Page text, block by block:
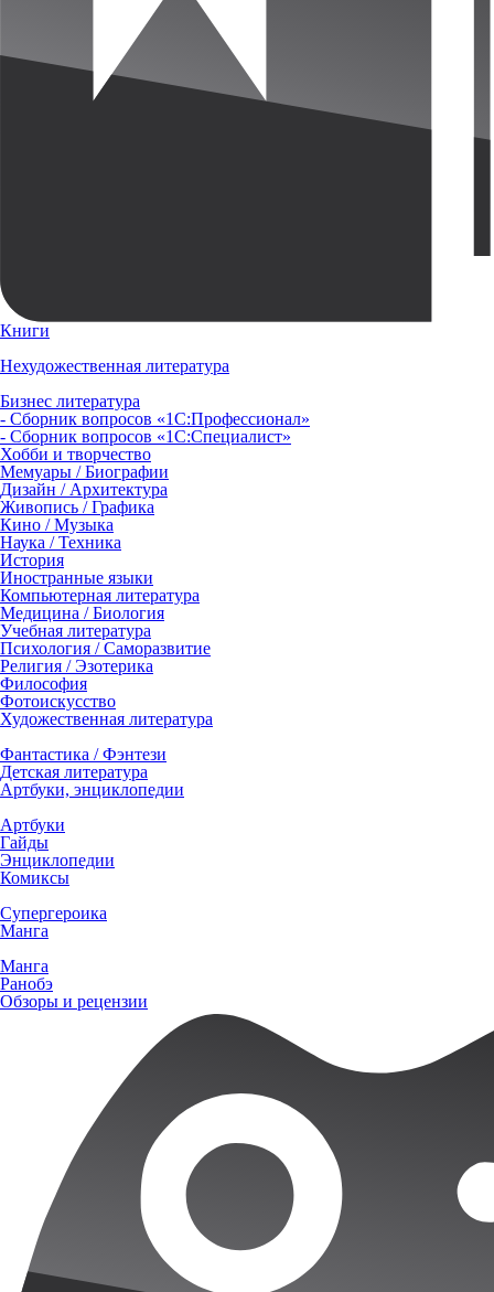
Книги
Нехудожественная литература
Бизнес литература
- Сборник вопросов «1С:Профессионал»
- Сборник вопросов «1С:Специалист»
Хобби и творчество
Мемуары / Биографии
Дизайн / Архитектура
Живопись / Графика
Кино / Музыка
Наука / Техника
История
Иностранные языки
Компьютерная литература
Медицина / Биология
Учебная литература
Психология / Саморазвитие
Религия / Эзотерика
Философия
Фотоискусство
Художественная литература
Фантастика / Фэнтези
Детская литература
Артбуки, энциклопедии
Артбуки
Гайды
Энциклопедии
Комиксы
Супергероика
Манга
Манга
Ранобэ
Обзоры и рецензии